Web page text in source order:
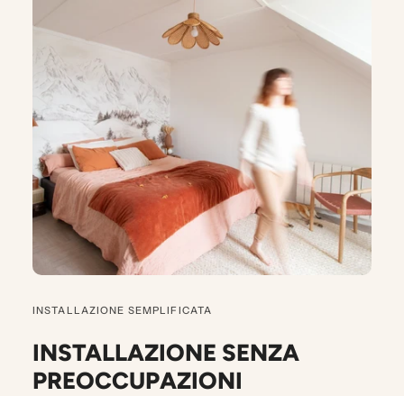
INSTALLAZIONE SEMPLIFICATA
INSTALLAZIONE SENZA
PREOCCUPAZIONI